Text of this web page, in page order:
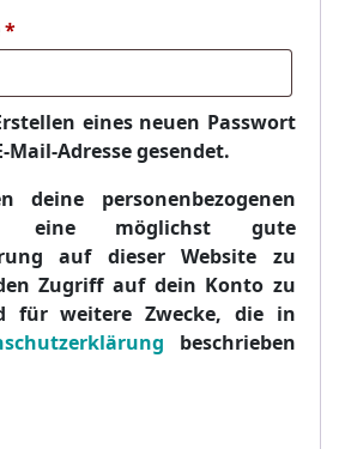
*Erforderlich
eines neuen Passwort
Mail-Adresse gesendet.
deine personenbezogenen
eine möglichst gute
auf dieser Website zu
Zugriff auf dein Konto zu
für weitere Zwecke, die in
beschrieben